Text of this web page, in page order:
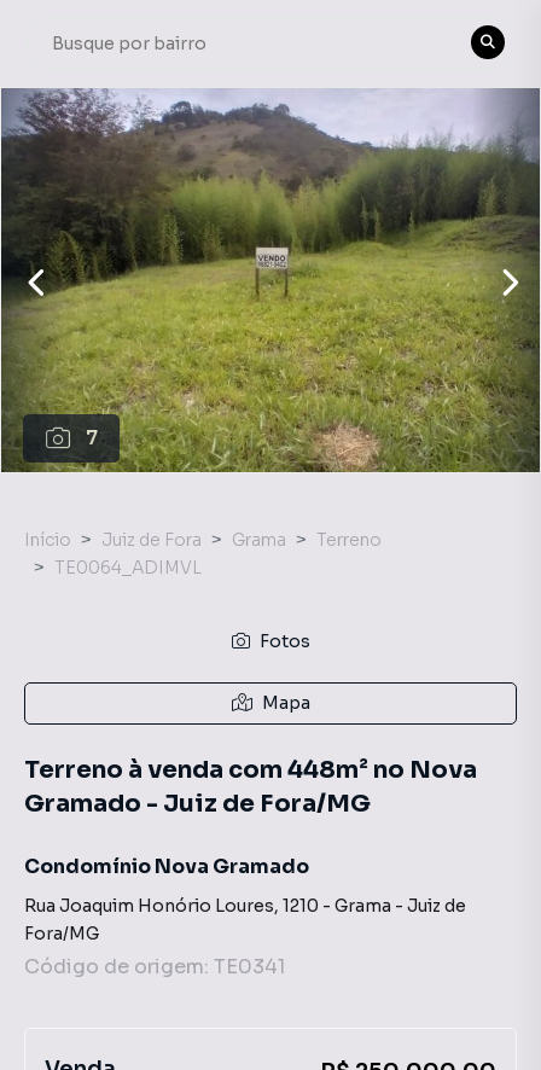
7
Início Juiz de Fora Grama
Terreno
TE0064_ADIMVL
Fotos
Mapa
Terreno à venda com 448m² no Nova
Gramado - Juiz de Fora/MG
Condomínio Nova Gramado
Rua Joaquim Honório Loures, 1210 - Grama - Juiz de
Fora/MG
Código de origem: TE0341